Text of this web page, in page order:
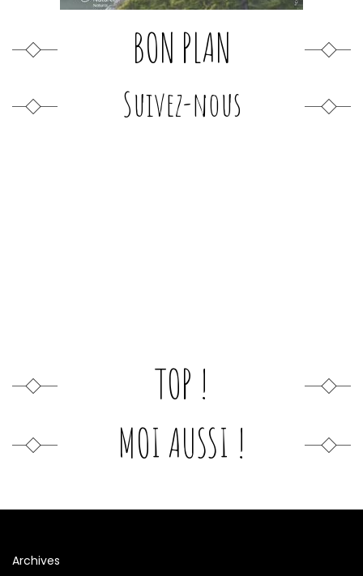
BON PLAN
Suivez-nous
TOP !
MOI AUSSI !
Archives